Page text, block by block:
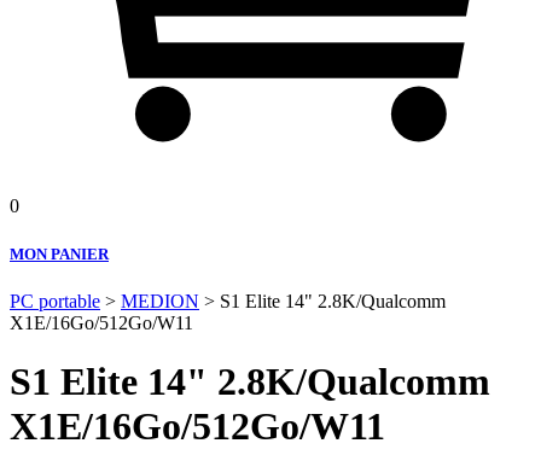
0
MON PANIER
PC portable > MEDION > S1 Elite 14" 2.8K/Qualcomm
X1E/16Go/512Go/W11
S1 Elite 14" 2.8K/Qualcomm
X1E/16Go/512Go/W11